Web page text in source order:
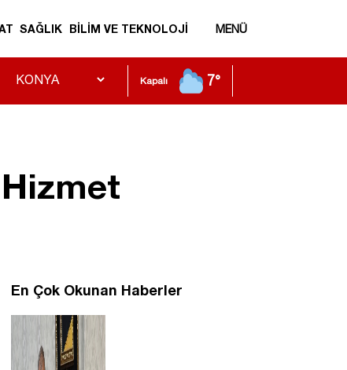
SAĞLIK BİLİM VE TEKNOLOJİ MENÜ
Kapalı 7°
En Çok Okunan Haberler